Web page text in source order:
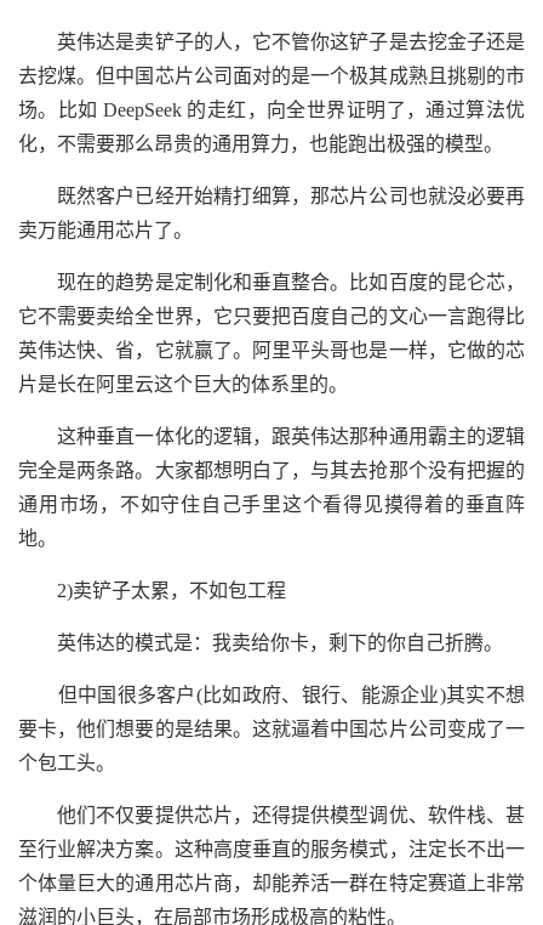
英伟达是卖铲子的人，它不管你这铲子是去挖金子还是
去挖煤。但中国芯片公司面对的是一个极其成熟且挑剔的市
场。比如 DeepSeek 的走红，向全世界证明了，通过算法优
化，不需要那么昂贵的通用算力，也能跑出极强的模型。
既然客户已经开始精打细算，那芯片公司也就没必要再
卖万能通用芯片了。
现在的趋势是定制化和垂直整合。比如百度的昆仑芯，
它不需要卖给全世界，它只要把百度自己的文心一言跑得比
英伟达快、省，它就赢了。阿里平头哥也是一样，它做的芯
片是长在阿里云这个巨大的体系里的。
这种垂直一体化的逻辑，跟英伟达那种通用霸主的逻辑
完全是两条路。大家都想明白了，与其去抢那个没有把握的
通用市场，不如守住自己手里这个看得见摸得着的垂直阵
地。
2)卖铲子太累，不如包工程
英伟达的模式是：我卖给你卡，剩下的你自己折腾。
但中国很多客户(比如政府、银行、能源企业)其实不想
要卡，他们想要的是结果。这就逼着中国芯片公司变成了一
个包工头。
他们不仅要提供芯片，还得提供模型调优、软件栈、甚
至行业解决方案。这种高度垂直的服务模式，注定长不出一
个体量巨大的通用芯片商，却能养活一群在特定赛道上非常
滋润的小巨头，在局部市场形成极高的粘性。